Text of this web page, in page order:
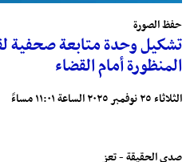
حفظ الصورة
تشكيل وحدة متابعة صحفية
المنظورة أمام القضاء
الثلاثاء ٢٥ نوفمبر ٢٠٢٥ الساعة ١١:٠١ مساءً
صدى الحقيقة - تعز